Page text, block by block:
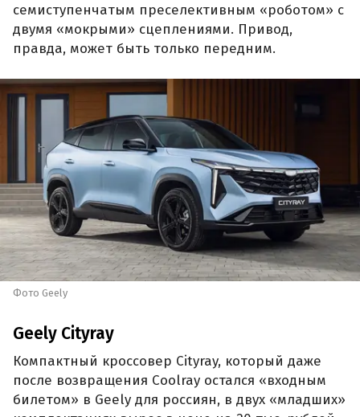
семиступенчатым преселективным «роботом» с
двумя «мокрыми» сцеплениями. Привод,
правда, может быть только передним.
Фото Geely
Geely Cityray
Компактный кроссовер Cityray, который даже
после возвращения Coolray остался «входным
билетом» в Geely для россиян, в двух «младших»